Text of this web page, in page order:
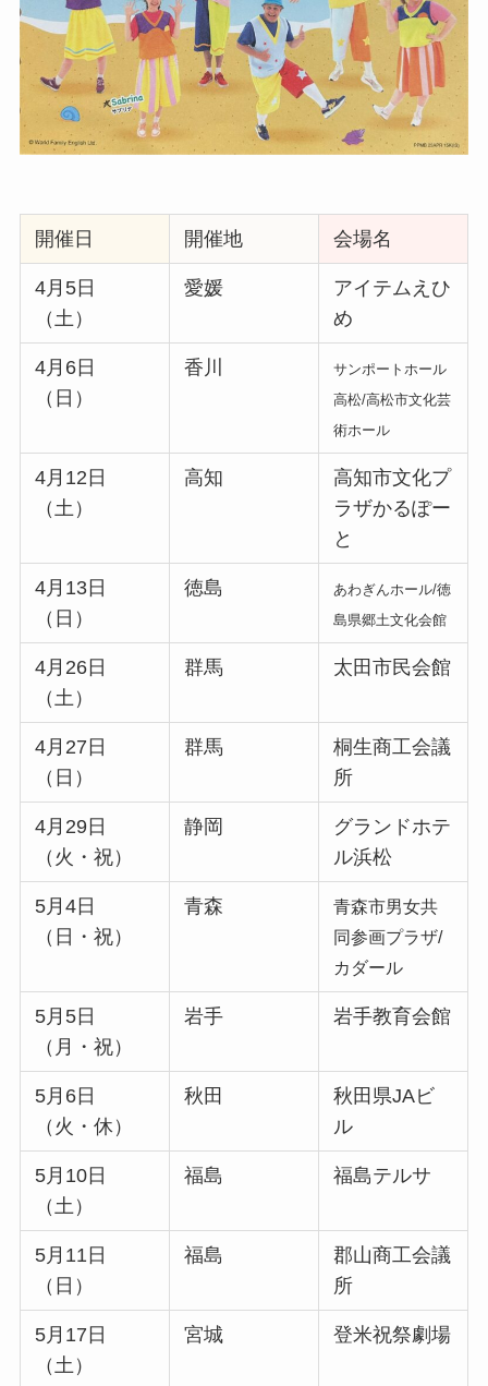
開催日 開催地 会場名
4月5日
（土）
愛媛
アイテムえひ
め
4月6日
（日）
香川
サンポートホール
高松/高松市文化芸
術ホール
4月12日
（土）
高知
高知市文化プ
ラザかるぽー
と
4月13日
（日）
徳島
あわぎんホール/徳
島県郷土文化会館
4月26日
（土）
群馬 太田市民会館
4月27日
（日）
群馬
桐生商工会議
所
4月29日
（火・祝）
静岡
グランドホテ
ル浜松
5月4日
（日・祝）
青森
青森市男女共
同参画プラザ/
カダール
5月5日
（月・祝）
岩手 岩手教育会館
5月6日
（火・休）
秋田
秋田県JAビ
ル
5月10日
（土）
福島 福島テルサ
5月11日
（日）
福島
郡山商工会議
所
5月17日
（土）
宮城 登米祝祭劇場